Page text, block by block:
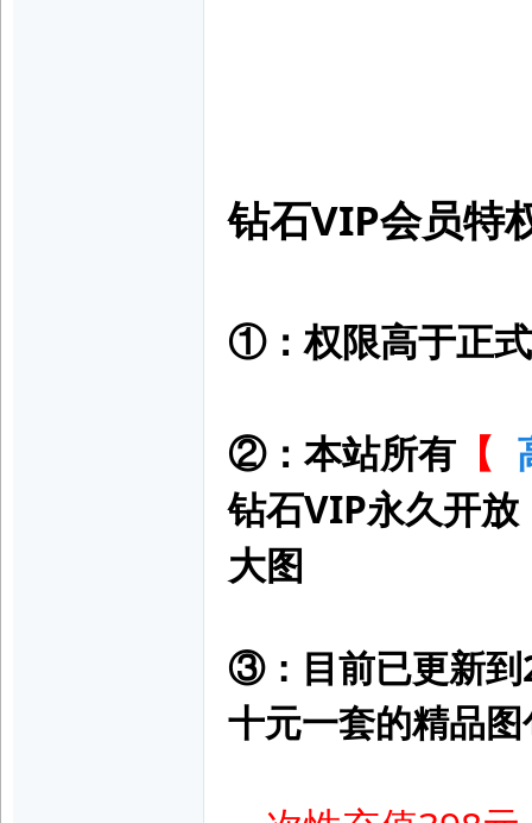
钻石VIP会员特
①：权限高于正
②：本站所有 【
钻石VIP永久开
大图
③：目前已更新
十元一套的精品